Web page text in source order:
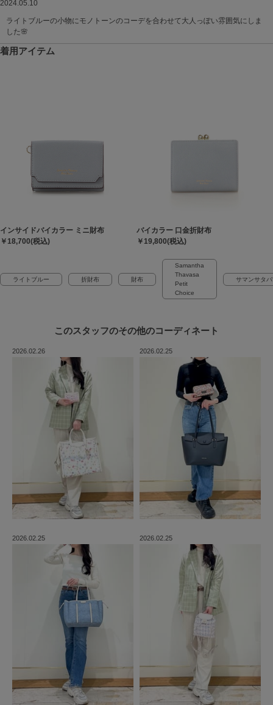
2024.05.10
ライトブルーの小物にモノトーンのコーデを合わせて大人っぽい雰囲気にしま
した🌸
着用アイテム
インサイドバイカラー ミニ財布
￥18,700(税込)
バイカラー 口金折財布
￥19,800(税込)
ライトブルー 折財布 財布
Samantha
Thavasa
Petit
Choice
サマンサタ
このスタッフのその他のコーディネート
2026.02.26 2026.02.25
2026.02.25 2026.02.25